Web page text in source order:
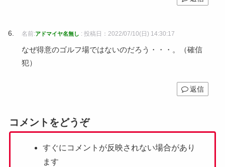
名前:アドマイヤ名無し : 投稿日：2022/07/10(日) 14:30:17
なぜ得意のゴルフ場ではないのだろう・・・。（確信
犯）
返信
コメントをどうぞ
すぐにコメントが反映されない場合があり
ます